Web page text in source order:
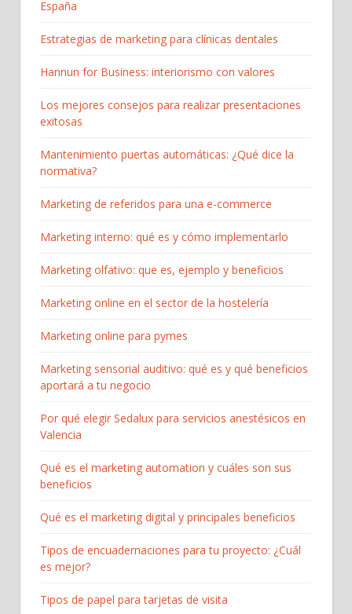
España
Estrategias de marketing para clínicas dentales
Hannun for Business: interiorismo con valores
Los mejores consejos para realizar presentaciones
exitosas
Mantenimiento puertas automáticas: ¿Qué dice la
normativa?
Marketing de referidos para una e-commerce
Marketing interno: qué es y cómo implementarlo
Marketing olfativo: que es, ejemplo y beneficios
Marketing online en el sector de la hostelería
Marketing online para pymes
Marketing sensorial auditivo: qué es y qué beneficios
aportará a tu negocio
Por qué elegir Sedalux para servicios anestésicos en
Valencia
Qué es el marketing automation y cuáles son sus
beneficios
Qué es el marketing digital y principales beneficios
Tipos de encuadernaciones para tu proyecto: ¿Cuál
es mejor?
Tipos de papel para tarjetas de visita